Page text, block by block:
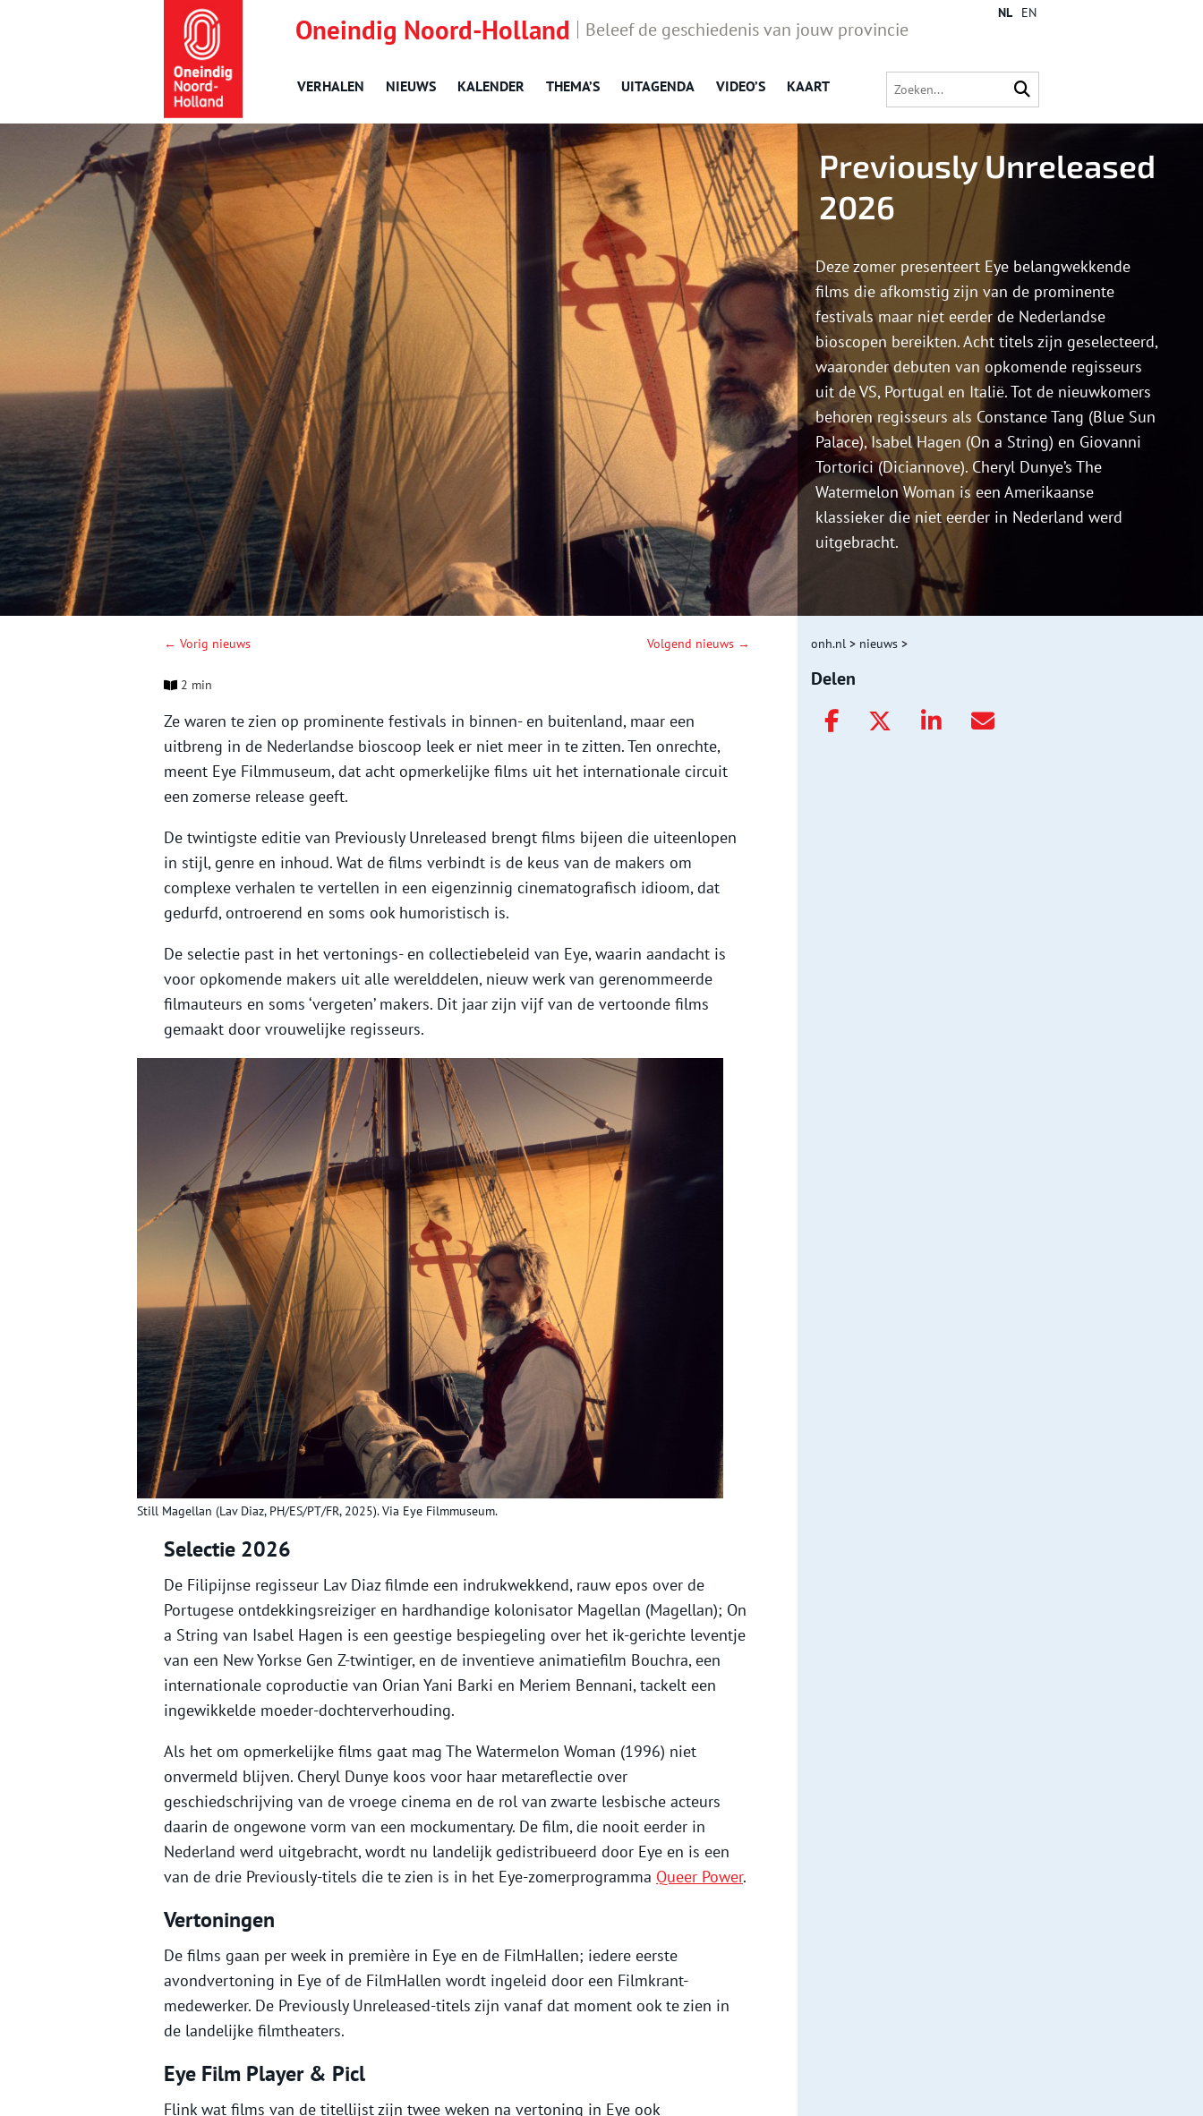
Oneindig Noord-Holland Beleef de geschiedenis van jouw provincie
VERHALEN NIEUWS KALENDER THEMA’S UITAGENDA VIDEO’S KAART
NL EN
Previously Unreleased
2026
Deze zomer presenteert Eye belangwekkende
films die afkomstig zijn van de prominente
festivals maar niet eerder de Nederlandse
bioscopen bereikten. Acht titels zijn geselecteerd,
waaronder debuten van opkomende regisseurs
uit de VS, Portugal en Italië. Tot de nieuwkomers
behoren regisseurs als Constance Tang (Blue Sun
Palace), Isabel Hagen (On a String) en Giovanni
Tortorici (Diciannove). Cheryl Dunye’s The
Watermelon Woman is een Amerikaanse
klassieker die niet eerder in Nederland werd
uitgebracht.
← Vorig nieuws Volgend nieuws →
2 min
Ze waren te zien op prominente festivals in binnen- en buitenland, maar een
uitbreng in de Nederlandse bioscoop leek er niet meer in te zitten. Ten onrechte,
meent Eye Filmmuseum, dat acht opmerkelijke films uit het internationale circuit
een zomerse release geeft.
De twintigste editie van Previously Unreleased brengt films bijeen die uiteenlopen
in stijl, genre en inhoud. Wat de films verbindt is de keus van de makers om
complexe verhalen te vertellen in een eigenzinnig cinematografisch idioom, dat
gedurfd, ontroerend en soms ook humoristisch is.
De selectie past in het vertonings- en collectiebeleid van Eye, waarin aandacht is
voor opkomende makers uit alle werelddelen, nieuw werk van gerenommeerde
filmauteurs en soms ‘vergeten’ makers. Dit jaar zijn vijf van de vertoonde films
gemaakt door vrouwelijke regisseurs.
Still Magellan (Lav Diaz, PH/ES/PT/FR, 2025). Via Eye Filmmuseum.
Selectie 2026
De Filipijnse regisseur Lav Diaz filmde een indrukwekkend, rauw epos over de
Portugese ontdekkingsreiziger en hardhandige kolonisator Magellan (Magellan); On
a String van Isabel Hagen is een geestige bespiegeling over het ik-gerichte leventje
van een New Yorkse Gen Z-twintiger, en de inventieve animatiefilm Bouchra, een
internationale coproductie van Orian Yani Barki en Meriem Bennani, tackelt een
ingewikkelde moeder-dochterverhouding.
Als het om opmerkelijke films gaat mag The Watermelon Woman (1996) niet
onvermeld blijven. Cheryl Dunye koos voor haar metareflectie over
geschiedschrijving van de vroege cinema en de rol van zwarte lesbische acteurs
daarin de ongewone vorm van een mockumentary. De film, die nooit eerder in
Nederland werd uitgebracht, wordt nu landelijk gedistribueerd door Eye en is een
van de drie Previously-titels die te zien is in het Eye-zomerprogramma Queer Power.
Vertoningen
De films gaan per week in première in Eye en de FilmHallen; iedere eerste
avondvertoning in Eye of de FilmHallen wordt ingeleid door een Filmkrant-
medewerker. De Previously Unreleased-titels zijn vanaf dat moment ook te zien in
de landelijke filmtheaters.
Eye Film Player & Picl
Flink wat films van de titellijst zijn twee weken na vertoning in Eye ook
onh.nl > nieuws >
Delen